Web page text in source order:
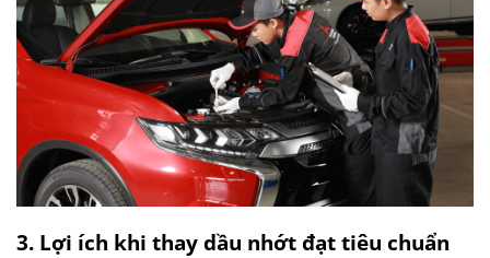
3. Lợi ích khi thaydầu nhớtđạttiêu chuẩn